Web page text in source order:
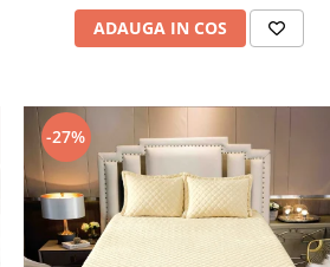
ADAUGA IN COS
-27%